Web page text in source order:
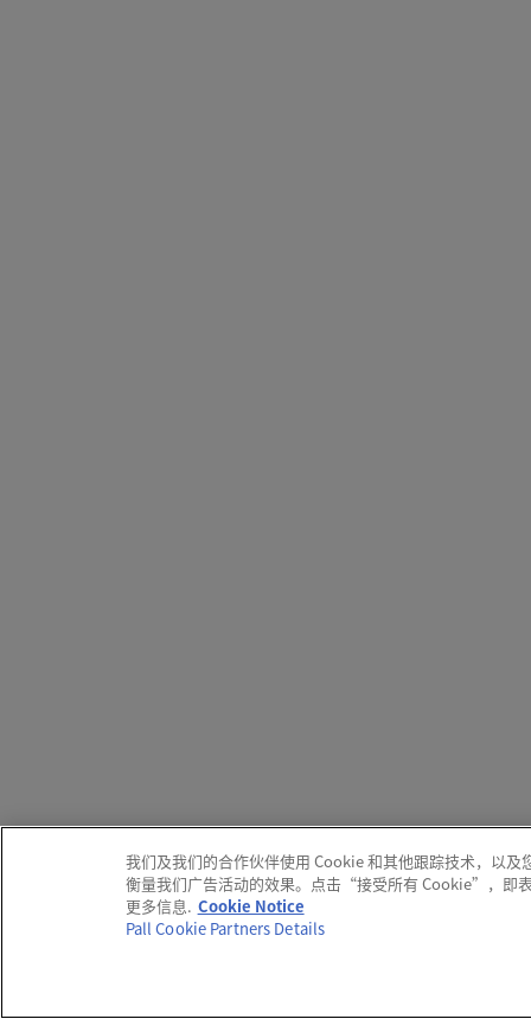
我们及我们的合作伙伴使用 Cookie 和其他跟踪技术，以
衡量我们广告活动的效果。点击“接受所有 Cookie”，即
更多信息. Cookie Notice
Pall Cookie Partners Details